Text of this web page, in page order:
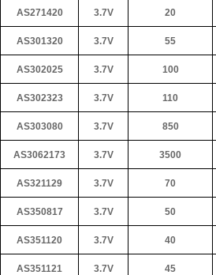
AS271420 3.7V 20
AS301320 3.7V 55
AS302025 3.7V 100
AS302323 3.7V 110
AS303080 3.7V 850
AS3062173 3.7V 3500
AS321129 3.7V 70
AS350817 3.7V 50
AS351120 3.7V 40
AS351121 3.7V 45